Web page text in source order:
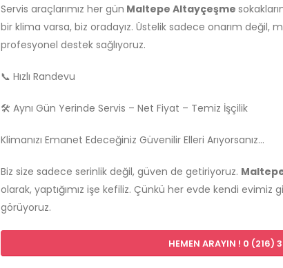
Servis araçlarımız her gün Maltepe Altayçeşme
bir klima varsa, biz oradayız. Üstelik sadece onarım değil,
profesyonel destek sağlıyoruz.
📞 Hızlı Randevu
🛠️ Aynı Gün Yerinde Servis – Net Fiyat – Temiz İşçilik
Klimanızı Emanet Edeceğiniz Güvenilir Elleri Arıyorsanız…
Biz size sadece serinlik değil, güven de getiriyoruz.
olarak, yaptığımız işe kefiliz. Çünkü her evde kendi evimiz
görüyoruz.
HEMEN ARAYIN ! 0 (216)